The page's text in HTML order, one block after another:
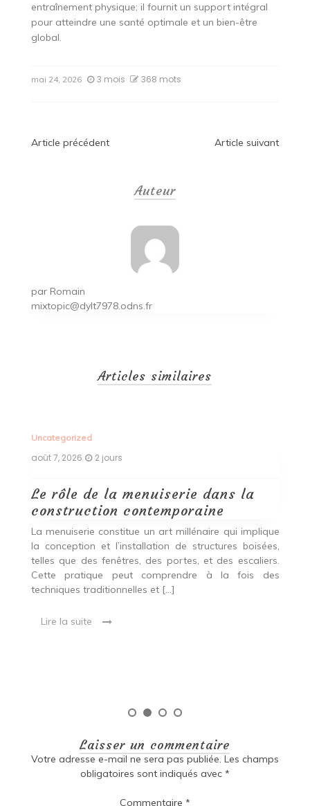
entraînement physique; il fournit un support intégral
pour atteindre une santé optimale et un bien-être
global.
mai 24, 2026 3 mois 368 mots
Navigation
Article précédent Article suivant
Auteur
par Romain
mixtopic@dylt7978.odns.fr
Articles similaires
Uncategorized
août 7, 2026 2 jours
Le rôle de la menuiserie dans la
construction contemporaine
La menuiserie constitue un art millénaire qui implique
la conception et l’installation de structures boisées,
telles que des fenêtres, des portes, et des escaliers.
Cette pratique peut comprendre à la fois des
techniques traditionnelles et […]
Lire la suite
Laisser un commentaire
Votre adresse e-mail ne sera pas publiée. Les champs
obligatoires sont indiqués avec *
Commentaire *